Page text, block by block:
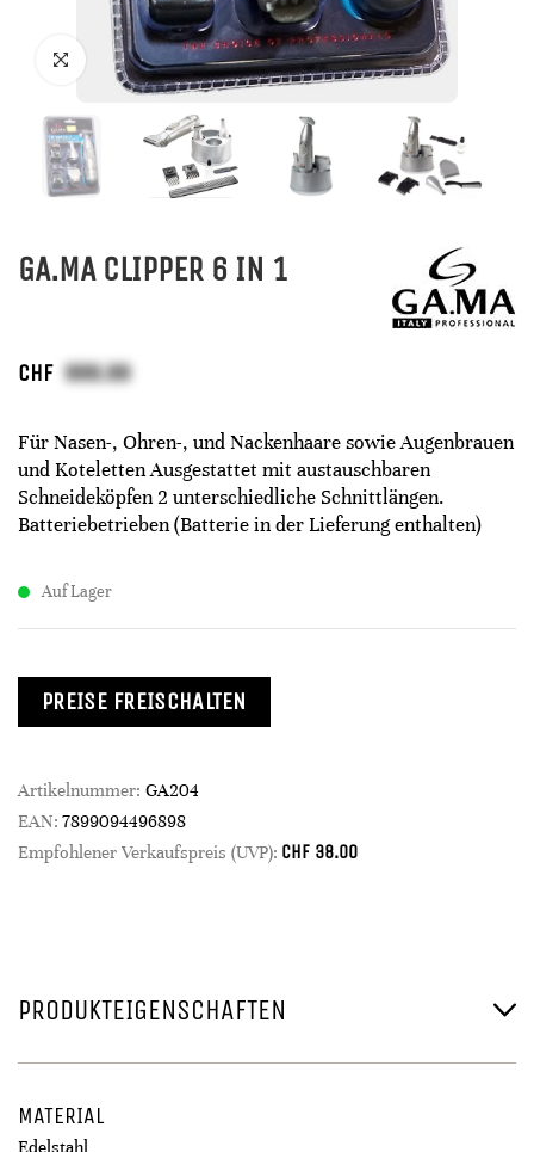
GA.MA CLIPPER 6 IN 1
CHF
Für Nasen-, Ohren-, und Nackenhaare sowie Augenbrauen
und Koteletten Ausgestattet mit austauschbaren
Schneideköpfen 2 unterschiedliche Schnittlängen.
Batteriebetrieben (Batterie in der Lieferung enthalten)
Auf Lager
PREISE FREISCHALTEN
Artikelnummer: GA204
EAN: 7899094496898
Empfohlener Verkaufspreis (UVP): CHF 38.00
PRODUKTEIGENSCHAFTEN
MATERIAL
Edelstahl